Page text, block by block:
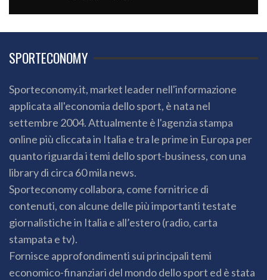
SPORTECONOMY
Sporteconomy.it, market leader nell'informazione
applicata all'economia dello sport, è nata nel
settembre 2004. Attualmente è l'agenzia stampa
online più cliccata in Italia e tra le prime in Europa per
quanto riguarda i temi dello sport-business, con una
library di circa 60 mila news.
Sporteconomy collabora, come fornitrice di
contenuti, con alcune delle più importanti testate
giornalistiche in Italia e all’estero (radio, carta
stampata e tv).
Fornisce approfondimenti sui principali temi
economico-finanziari del mondo dello sport ed è stata